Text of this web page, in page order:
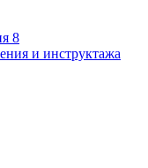
8
и инструктажа